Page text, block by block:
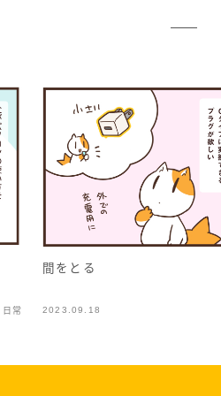
日常
間をとる
2023.09.18